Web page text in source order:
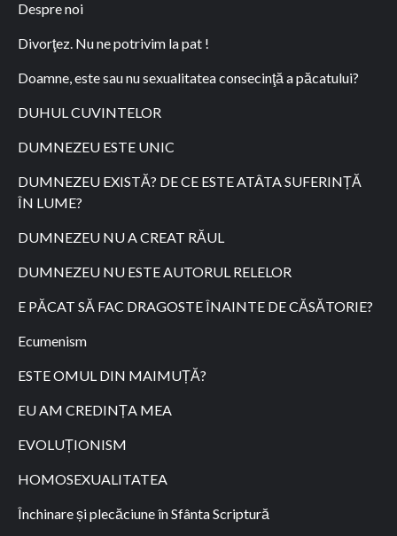
Despre noi
Divorţez. Nu ne potrivim la pat !
Doamne, este sau nu sexualitatea consecinţă a păcatului?
DUHUL CUVINTELOR
DUMNEZEU ESTE UNIC
DUMNEZEU EXISTĂ? DE CE ESTE ATÂTA SUFERINȚĂ
ÎN LUME?
DUMNEZEU NU A CREAT RĂUL
DUMNEZEU NU ESTE AUTORUL RELELOR
E PĂCAT SĂ FAC DRAGOSTE ÎNAINTE DE CĂSĂTORIE?
Ecumenism
ESTE OMUL DIN MAIMUȚĂ?
EU AM CREDINȚA MEA
EVOLUȚIONISM
HOMOSEXUALITATEA
Închinare și plecăciune în Sfânta Scriptură